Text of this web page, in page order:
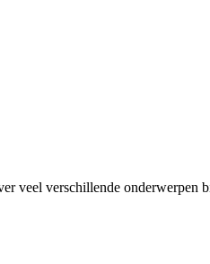
veel verschillende